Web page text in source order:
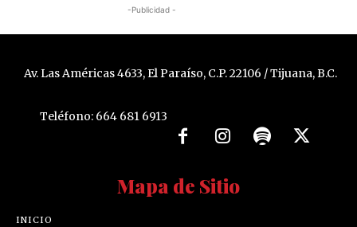
-Publicidad -
Av. Las Américas 4633, El Paraíso, C.P. 22106 / Tijuana, B.C.
Teléfono: 664 681 6913
Mapa de Sitio
INICIO